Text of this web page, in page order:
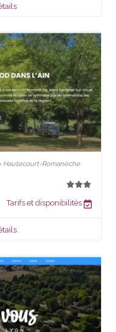
Hautecourt-Romanèche
Tarifs et disponibilités